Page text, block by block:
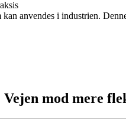
anvendes i industrien.
mod mere